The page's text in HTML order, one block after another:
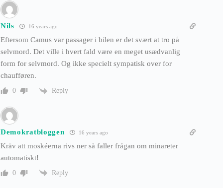
Nils 16 years ago
Eftersom Camus var passager i bilen er det svært at tro på
selvmord. Det ville i hvert fald være en meget usædvanlig
form for selvmord. Og ikke specielt sympatisk over for
chaufføren.
0 Reply
Demokratbloggen 16 years ago
Kräv att moskéerna rivs ner så faller frågan om minareter
automatiskt!
0 Reply